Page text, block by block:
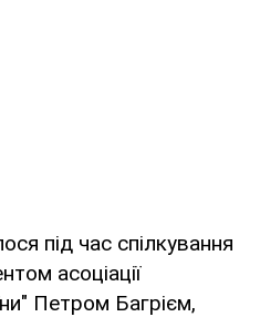
під час спілкування
асоціації
Петром Багрієм,